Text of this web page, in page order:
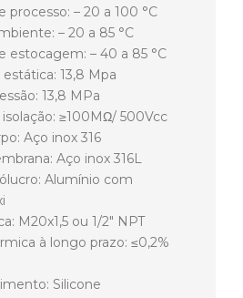
processo: – 20 a 100 °C
– 20 a 85 °C
estocagem: – 40 a 85 °C
13,8 Mpa
13,8 MPa
isolação: ≥100MΩ/ 500Vcc
Aço inox 316
Aço inox 316L
Alumínio com
M20x1,5 ou 1/2″ NPT
à longo prazo: ≤0,2%
Silicone